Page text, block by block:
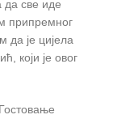
да све иде
припремног
је цијела
који је овог